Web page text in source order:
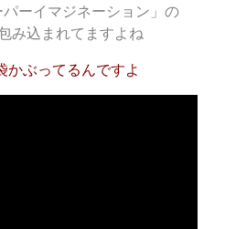
ーイマジネーション」の
み込まれてますよね
かぶってるんですよ